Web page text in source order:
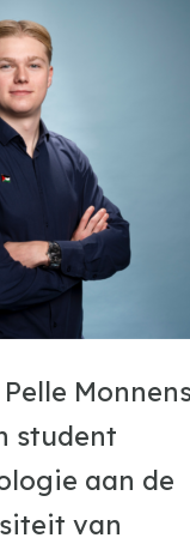
student
aan de
van